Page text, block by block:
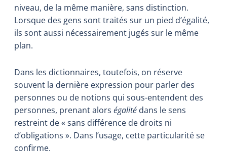
niveau, de la même manière, sans distinction.
Lorsque des gens sont traités sur un pied d’égalité,
ils sont aussi nécessairement jugés sur le même
plan.
Dans les dictionnaires, toutefois, on réserve
souvent la dernière expression pour parler des
personnes ou de notions qui sous-entendent des
personnes, prenant alors égalité dans le sens
restreint de « sans différence de droits ni
d’obligations ». Dans l’usage, cette particularité se
confirme.